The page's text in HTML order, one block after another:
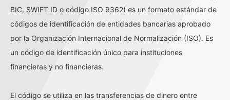
BIC, SWIFT ID o código ISO 9362) es un formato estándar de
códigos de identificación de entidades bancarias aprobado
por la Organización Internacional de Normalización (ISO). Es
un código de identificación único para instituciones
financieras y no financieras.
El código se utiliza en las transferencias de dinero entre